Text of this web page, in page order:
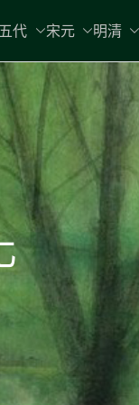
代 宋元 明清